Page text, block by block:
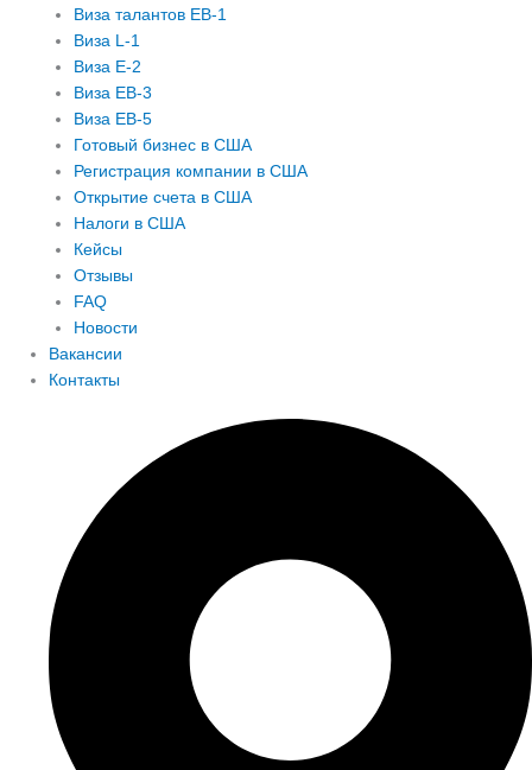
Виза талантов EB-1
Виза L-1
Виза E-2
Виза EB-3
Виза EB-5
Готовый бизнес в США
Регистрация компании в США
Открытие счета в США
Налоги в США
Кейсы
Отзывы
FAQ
Новости
Вакансии
Контакты